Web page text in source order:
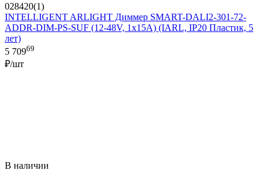
028420(1)
INTELLIGENT ARLIGHT Диммер SMART-DALI2-301-72-
ADDR-DIM-PS-SUF (12-48V, 1x15A) (IARL, IP20 Пластик, 5
лет)
5 70969
₽/шт
В наличии